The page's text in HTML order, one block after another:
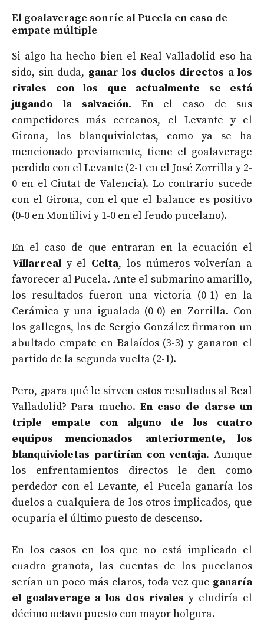
El goalaverage sonríe al Pucela en caso de
empate múltiple
Si algo ha hecho bien el Real Valladolid eso ha
sido, sin duda, ganar los duelos directos a los
rivales con los que actualmente se está
jugando la salvación. En el caso de sus
competidores más cercanos, el Levante y el
Girona, los blanquivioletas, como ya se ha
mencionado previamente, tiene el goalaverage
perdido con el Levante (2-1 en el José Zorrilla y 2-
0 en el Ciutat de Valencia). Lo contrario sucede
con el Girona, con el que el balance es positivo
(0-0 en Montilivi y 1-0 en el feudo pucelano).
En el caso de que entraran en la ecuación el
Villarreal y el Celta, los números volverían a
favorecer al Pucela. Ante el submarino amarillo,
los resultados fueron una victoria (0-1) en la
Cerámica y una igualada (0-0) en Zorrilla. Con
los gallegos, los de Sergio González firmaron un
abultado empate en Balaídos (3-3) y ganaron el
partido de la segunda vuelta (2-1).
Pero, ¿para qué le sirven estos resultados al Real
Valladolid? Para mucho. En caso de darse un
triple empate con alguno de los cuatro
equipos mencionados anteriormente, los
blanquivioletas partirían con ventaja. Aunque
los enfrentamientos directos le den como
perdedor con el Levante, el Pucela ganaría los
duelos a cualquiera de los otros implicados, que
ocuparía el último puesto de descenso.
En los casos en los que no está implicado el
cuadro granota, las cuentas de los pucelanos
serían un poco más claros, toda vez que ganaría
el goalaverage a los dos rivales y eludiría el
décimo octavo puesto con mayor holgura.